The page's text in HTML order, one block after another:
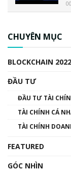
CHUYÊN MỤC
BLOCKCHAIN 2022
ĐẦU TƯ
ĐẦU TƯ TÀI
TÀI CHÍNH CÁ
TÀI CHÍNH
FEATURED
GÓC NHÌN